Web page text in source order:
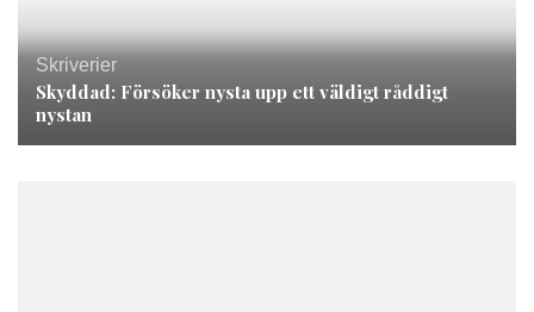
Skriverier
Skyddad: Försöker nysta upp ett väldigt råddigt
nystan